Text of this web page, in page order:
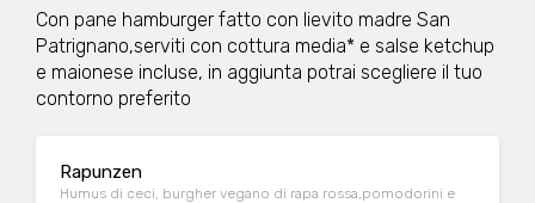
Con pane hamburger fatto con lievito madre San
Patrignano,serviti con cottura media* e salse ketchup
e maionese incluse, in aggiunta potrai scegliere il tuo
contorno preferito
Rapunzen
Humus di ceci, burgher vegano di rapa rossa,pomodorini e